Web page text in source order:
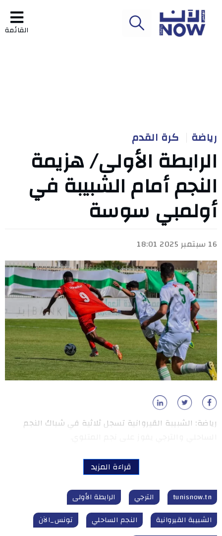
القائمة
رياضة كرة القدم
الرابطة الأولى/ هزيمة
النجم أمام الشبيبة في
أولمبي سوسة
16 سبتمبر 2025 18:01
رياضة: الشبيبة القيروانية تسجل ثلاثية في شباك النجم
قراءة المزيد
tunisnow.tn الترجي
الرابطة الأولى
الشبيبة القيروانية
النجم الساحلي
تونس_الآن